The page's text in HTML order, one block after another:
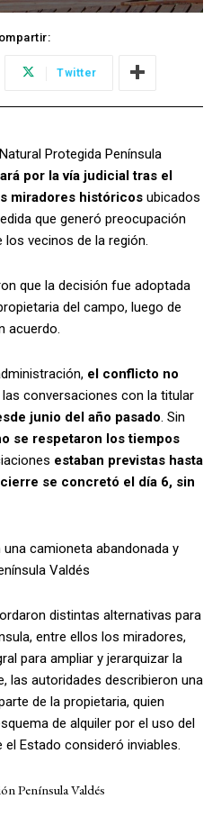
Twitter
Protegida Península
por la vía judicial tras el
miradores históricos ubicados
que generó preocupación
vecinos de la región.
que la decisión fue adoptada
del campo, luego de
acuerdo.
el conflicto no
las conversaciones con la titular
junio del año pasado. Sin
se respetaron los tiempos
estaban previstas hasta
se concretó el día 6, sin
camioneta abandonada y
Valdés
distintas alternativas para
entre ellos los miradores,
para ampliar y jerarquizar la
las autoridades describieron una
de la propietaria, quien
de alquiler por el uso del
Estado consideró inviables.
Península Valdés